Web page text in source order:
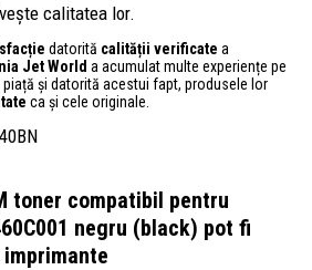
calitatea lor.
datorită calității verificate a
Jet World a acumulat multe experiențe pe
și datorită acestui fapt, produsele lor
ca și cele originale.
toner compatibil pentru
negru (black) pot fi